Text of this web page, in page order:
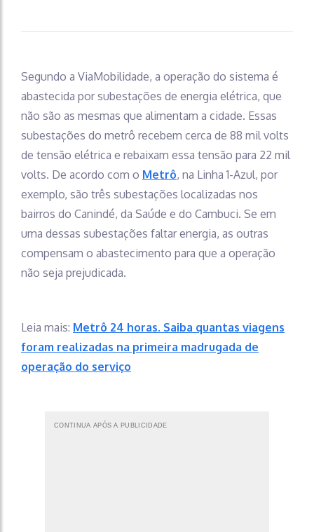
Segundo a ViaMobilidade, a operação do sistema é
abastecida por subestações de energia elétrica, que
não são as mesmas que alimentam a cidade. Essas
subestações do metrô recebem cerca de 88 mil volts
de tensão elétrica e rebaixam essa tensão para 22 mil
volts. De acordo com o Metrô, na Linha 1-Azul, por
exemplo, são três subestações localizadas nos
bairros do Canindé, da Saúde e do Cambuci. Se em
uma dessas subestações faltar energia, as outras
compensam o abastecimento para que a operação
não seja prejudicada.
Leia mais: Metrô 24 horas. Saiba quantas viagens
foram realizadas na primeira madrugada de
operação do serviço
CONTINUA APÓS A PUBLICIDADE